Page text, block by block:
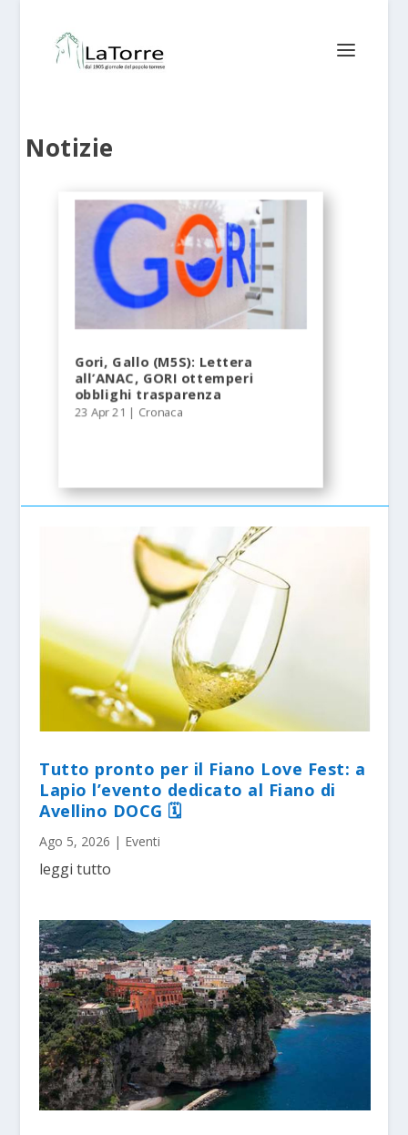
Notizie
Gori, Gallo (M5S): Lettera
all’ANAC, GORI ottemperi
obblighi trasparenza
23 Apr 21 | Cronaca
Tutto pronto per il Fiano Love Fest: a
Lapio l’evento dedicato al Fiano di
Avellino DOCG 🗓
Ago 5, 2026 | Eventi
leggi tutto